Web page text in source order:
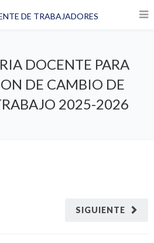
DOCENTE PARA
DE CAMBIO DE
2025-2026
SIGUIENTE